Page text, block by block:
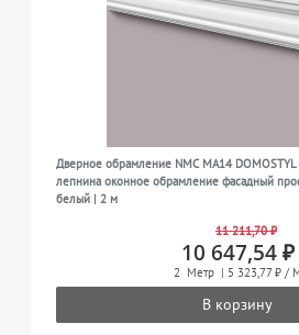
Дверное обрамление NMC MA14
лепнина оконное обрамление фасадный
белый | 2 м
11 211,70 ₽
10 647,54
2 Метр | 5 323,77 ₽ /
В корзину